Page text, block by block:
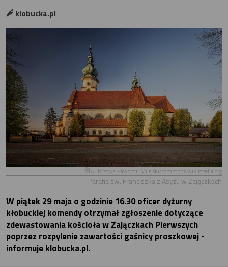
klobucka.pl
Autorstwa Sławomir Milejski/commons.wikimedia.org
Parafia św. Franciszka z Asyżu w Zajączkach
W piątek 29 maja o godzinie 16.30 oficer dyżurny
kłobuckiej komendy otrzymał zgłoszenie dotyczące
zdewastowania kościoła w Zajączkach Pierwszych
poprzez rozpylenie zawartości gaśnicy proszkowej -
informuje klobucka.pl.